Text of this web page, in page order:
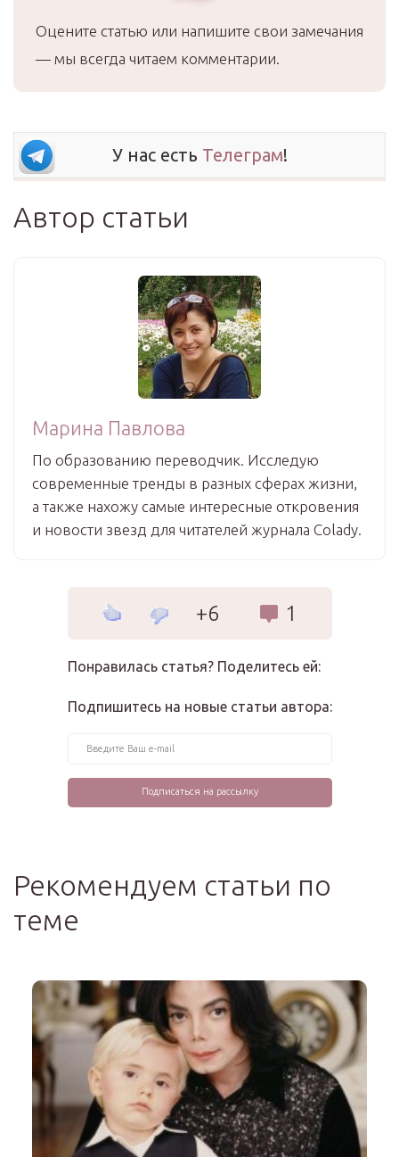
Оцените статью или напишите свои замечания
— мы всегда читаем комментарии.
У нас есть Телеграм!
Автор статьи
Марина Павлова
По образованию переводчик. Исследую
современные тренды в разных сферах жизни,
а также нахожу самые интересные откровения
и новости звезд для читателей журнала Colady.
+6 1
Понравилась статья? Поделитесь ей:
Подпишитесь на новые статьи автора:
Рекомендуем статьи по
теме